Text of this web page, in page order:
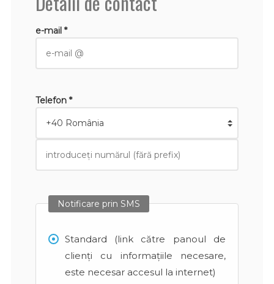
e-mail *
Telefon *
Notificare prin SMS
Standard (link către panoul de
clienți cu informațiile necesare,
este necesar accesul la internet)